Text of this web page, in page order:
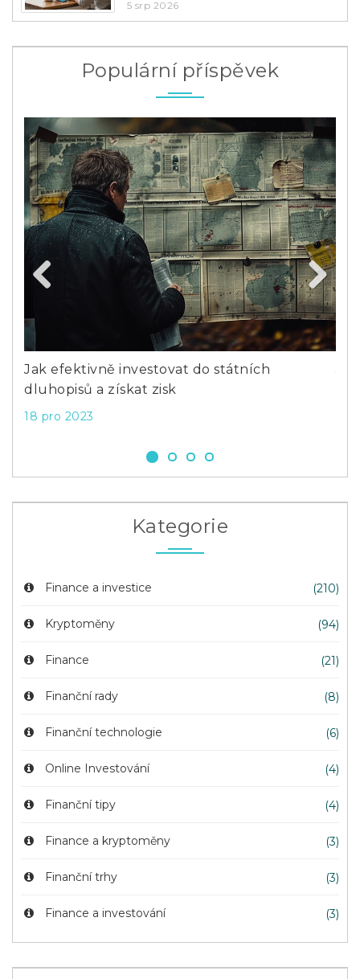
5 srp 2026
Populární příspěvek
Jak efektivně investovat do státních
dluhopisů a získat zisk
18 pro 2023
Previous Next
Kategorie
Finance a investice (210)
Kryptoměny (94)
Finance (21)
Finanční rady (8)
Finanční technologie (6)
Online Investování (4)
Finanční tipy (4)
Finance a kryptoměny (3)
Finanční trhy (3)
Finance a investování (3)